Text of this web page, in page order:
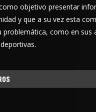
objetivo presentar
y que a su vez esta
como en sus